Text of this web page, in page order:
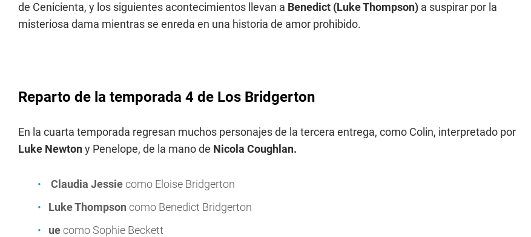
de Cenicienta, y los siguientes acontecimientos llevan a Benedict (Luke Thompson) a suspirar por la
misteriosa dama mientras se enreda en una historia de amor prohibido.
Reparto de la temporada 4 de Los Bridgerton
En la cuarta temporada regresan muchos personajes de la tercera entrega, como Colin, interpretado por
Luke Newtony Penelope, de la mano de Nicola Coughlan.
Claudia Jessiecomo Eloise Bridgerton
Luke Thompson como Benedict Bridgerton
uecomo Sophie Beckett